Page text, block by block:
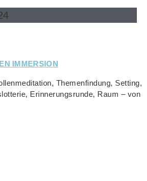
IMMERSION
The­men­fin­dung, Set­ting,
Erin­ne­rungs­run­de, Raum – von